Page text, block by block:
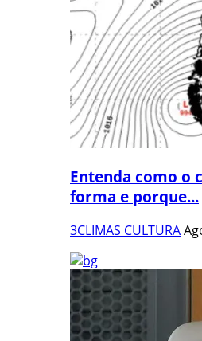
Entenda como o
forma e porque...
3CLIMAS CULTURA